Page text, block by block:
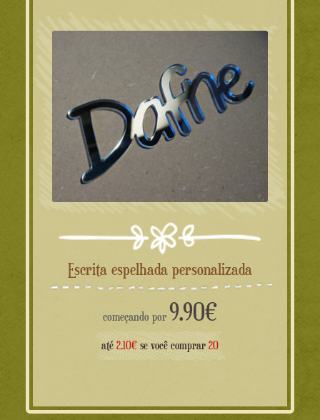
Escrita espelhada personalizada
começando por 9.90€
até 2.10€ se você comprar 20